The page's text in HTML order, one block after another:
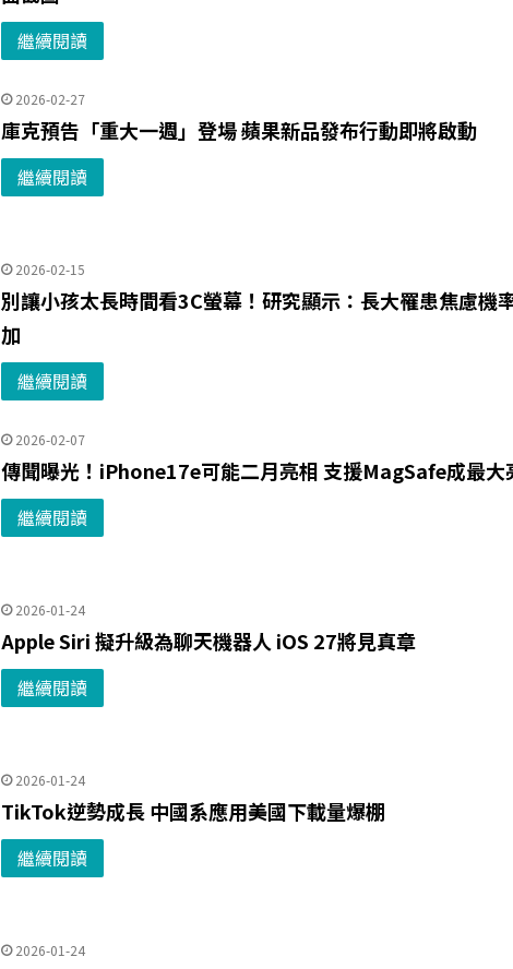
繼續閱讀
2026-02-27
庫克預告「重大一週」登場 蘋果新品發布行動即將啟動
繼續閱讀
2026-02-15
別讓小孩太長時間看3C螢幕！研究顯示：長大罹患焦慮機
加
繼續閱讀
2026-02-07
傳聞曝光！iPhone17e可能二月亮相 支援MagSafe成最大
繼續閱讀
2026-01-24
Apple Siri 擬升級為聊天機器人 iOS 27將見真章
繼續閱讀
2026-01-24
TikTok逆勢成長 中國系應用美國下載量爆棚
繼續閱讀
2026-01-24